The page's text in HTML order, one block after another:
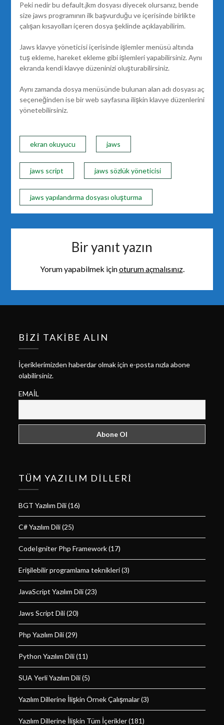
Peki nedir bu default.jkm dosyası diyecek olursanız, bende
size jaws programının ilk başvurduğu ve içerisinde birlikte
çalışan kısayolları içeren dosya şeklinde açıklayabilirim.
Jaws klavye yöneticisi içerisinde işlemler menüsü altında
tuş ekleme, hareket ekleme gibi işlemleri yapabilirsiniz. Aynı
ekranda kendi klavye düzeninizi oluşturabilirsiniz.
Aynı zamanda dosya menüsünde bulunan alan adı dosyası aç
seçeneğinden ise bir web sayfasına ilişkin klavye düzenlerini
yönetebilirsiniz.
ekran okuyucu jaws
jaws script jaws sözlük yöneticisi
jaws yapılandırma dosyası oluşturma
Bir yanıt yazın
Yorum yapabilmek içinoturum açmalısınız.
BIZI TAKIBE ALIN
İçeriklerimizden haberdar olmak için e-posta nızla abone
olabilirsiniz.
EMAIL
TÜM YAZILIM DILLERI
BGT Yazılım Dili(16)
C# Yazılım Dili(25)
CodeIgniter Php Framework(17)
Erişilebilir programlama teknikleri(3)
JavaScript Yazılım Dili(23)
Jaws Script Dili(20)
Php Yazılım Dili(29)
Python Yazılım Dili(11)
SUA Yerli Yazılım Dili(5)
Yazılım Dillerine İlişkin Örnek Çalışmalar(3)
Yazılım Dillerine İlişkin Tüm İçerikler(181)